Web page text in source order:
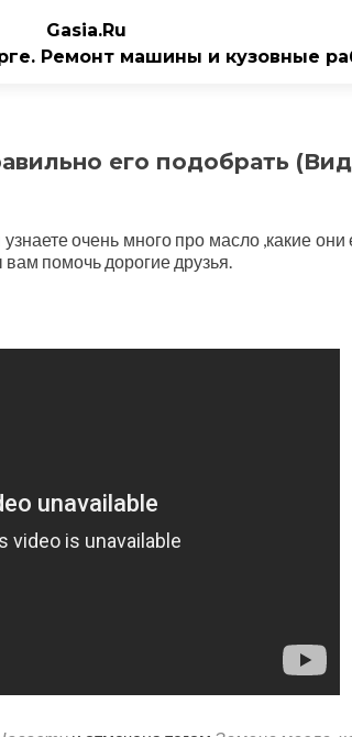
Gasia.Ru
Ремонт машины и кузовные
его подобрать
очень много про масло ,какие
помочь дорогие друзья.